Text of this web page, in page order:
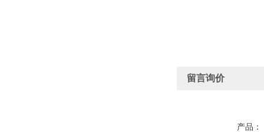
留言询价
产品：